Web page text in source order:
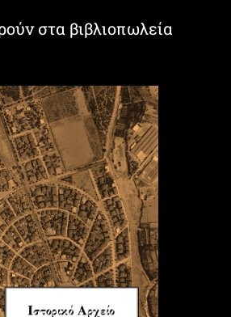
στα βιβλιοπωλεία